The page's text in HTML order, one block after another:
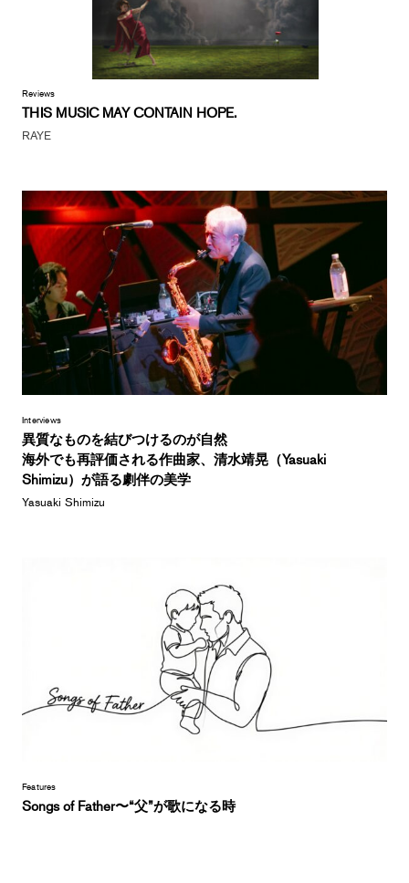
Reviews
THIS MUSIC MAY CONTAIN HOPE.
RAYE
Interviews
異質なものを結びつけるのが自然
海外でも再評価される作曲家、清水靖晃（Yasuaki
Shimizu）が語る劇伴の美学
Yasuaki Shimizu
Features
Songs of Father〜“父”が歌になる時